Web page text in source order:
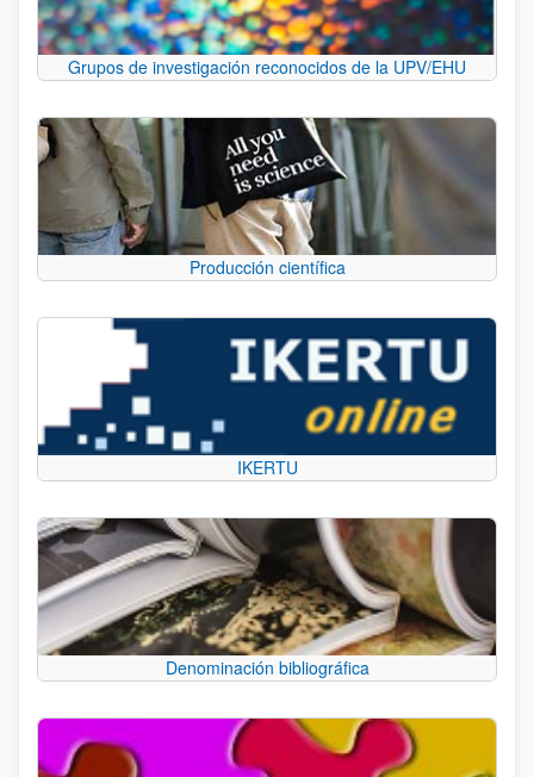
Grupos de investigación reconocidos de la UPV/EHU
Producción científica
IKERTU
Denominación bibliográfica